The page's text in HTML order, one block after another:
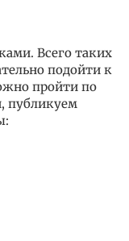
Всего таких
подойти к
пройти по
публикуем